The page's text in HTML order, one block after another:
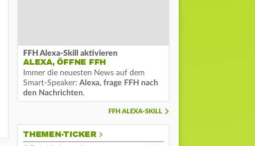
FFH Alexa-Skill aktivieren
ALEXA, ÖFFNE FFH
Immer die neuesten News auf dem
Smart-Speaker: Alexa, frage FFH nach
den Nachrichten.
FFH ALEXA-SKILL
THEMEN-TICKER